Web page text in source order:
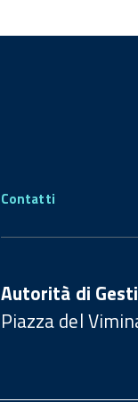
Contatti
Autorità di
Piazza del